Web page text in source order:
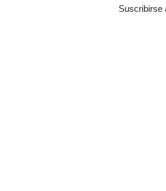
Suscribirse